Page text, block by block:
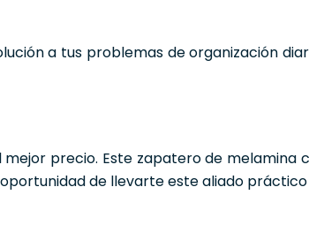
a tus problemas de organización
precio. Este zapatero de melamina
de llevarte este aliado